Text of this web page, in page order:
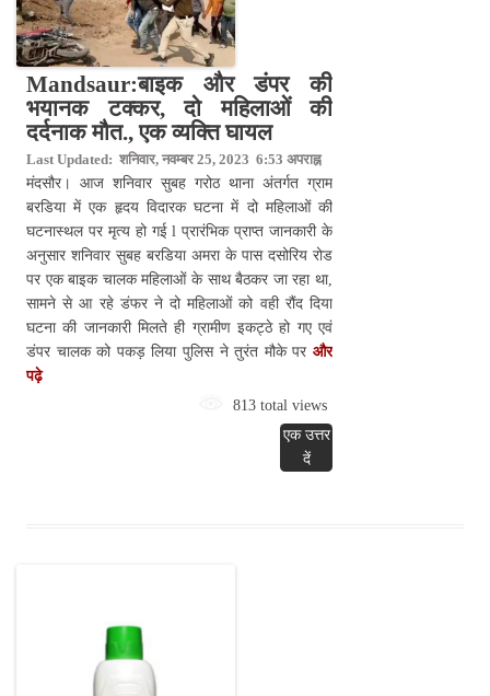
Mandsaur:बाइक और डंपर की
भयानक टक्कर, दो महिलाओं की
दर्दनाक मौत., एक व्यक्ति घायल
Last Updated: शनिवार, नवम्बर 25, 2023 6:53 अपराह्न
मंदसौर। आज शनिवार सुबह गरोठ थाना अंतर्गत ग्राम
बरडिया में एक हृदय विदारक घटना में दो महिलाओं की
घटनास्थल पर मृत्य हो गई l प्रारंभिक प्राप्त जानकारी के
अनुसार शनिवार सुबह बरडिया अमरा के पास दसोरिय रोड
पर एक बाइक चालक महिलाओं के साथ बैठकर जा रहा था,
सामने से आ रहे डंफर ने दो महिलाओं को वही रौंद दिया
घटना की जानकारी मिलते ही ग्रामीण इकट्ठे हो गए एवं
डंपर चालक को पकड़ लिया पुलिस ने तुरंत मौके पर और
पढ़े
813 total views
एक उत्तर
दें